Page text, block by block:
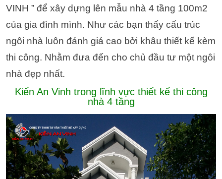
VINH ” để xây dựng lên mẫu nhà 4 tầng 100m2
của gia đình mình. Như các bạn thấy cấu trúc
ngôi nhà luôn đánh giá cao bởi khâu thiết kế kèm
thi công. Nhằm đưa đến cho chủ đầu tư một ngôi
nhà đẹp nhất.
Kiến An Vinh trong lĩnh vực thiết kế thi công
nhà 4 tầng